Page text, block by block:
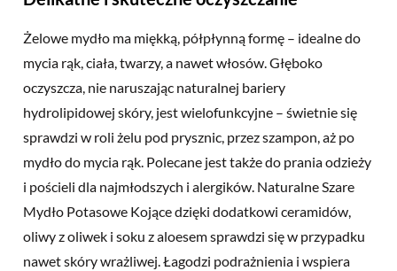
Żelowe mydło ma miękką, półpłynną formę – idealne do
mycia rąk, ciała, twarzy, a nawet włosów. Głęboko
oczyszcza, nie naruszając naturalnej bariery
hydrolipidowej skóry, jest wielofunkcyjne – świetnie się
sprawdzi w roli żelu pod prysznic, przez szampon, aż po
mydło do mycia rąk. Polecane jest także do prania odzieży
i pościeli dla najmłodszych i alergików. Naturalne Szare
Mydło Potasowe Kojące dzięki dodatkowi ceramidów,
oliwy z oliwek i soku z aloesem sprawdzi się w przypadku
nawet skóry wrażliwej. Łagodzi podrażnienia i wspiera